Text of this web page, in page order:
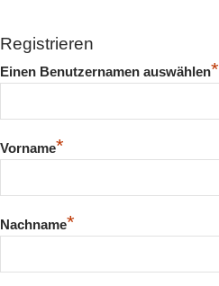
Registrieren
Einen Benutzernamen auswählen*
Vorname*
Nachname*